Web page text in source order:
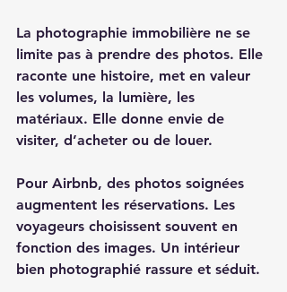
La photographie immobilière ne se
limite pas à prendre des photos. Elle
raconte une histoire, met en valeur
les volumes, la lumière, les
matériaux. Elle donne envie de
visiter, d’acheter ou de louer.
Pour Airbnb, des photos soignées
augmentent les réservations. Les
voyageurs choisissent souvent en
fonction des images. Un intérieur
bien photographié rassure et séduit.